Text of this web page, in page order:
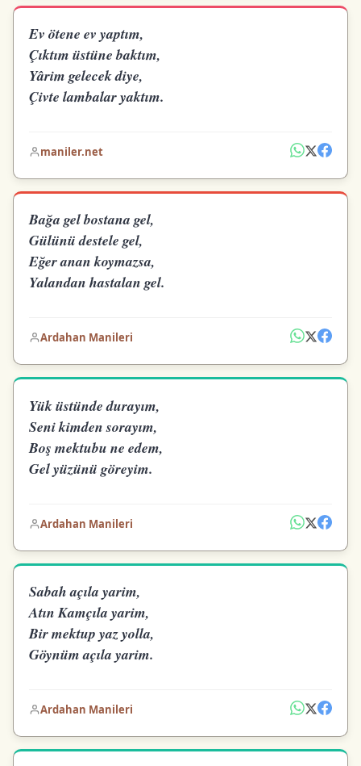
Ev ötene ev yaptım,
Çıktım üstüne baktım,
Yârim gelecek diye,
Çivte lambalar yaktım.
maniler.net
Bağa gel bostana gel,
Gülünü destele gel,
Eğer anan koymazsa,
Yalandan hastalan gel.
Ardahan Manileri
Yük üstünde durayım,
Seni kimden sorayım,
Boş mektubu ne edem,
Gel yüzünü göreyim.
Ardahan Manileri
Sabah açıla yarim,
Atın Kamçıla yarim,
Bir mektup yaz yolla,
Göynüm açıla yarim.
Ardahan Manileri